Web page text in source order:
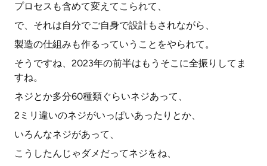
プロセスも含めて変えてこられて、
で、それは自分でご自身で設計もされながら、
製造の仕組みも作るっていうことをやられて。
そうですね、2023年の前半はもうそこに全振りしてま
すね。
ネジとか多分60種類ぐらいネジあって、
2ミリ違いのネジがいっぱいあったりとか、
いろんなネジがあって、
こうしたんじゃダメだってネジをね、